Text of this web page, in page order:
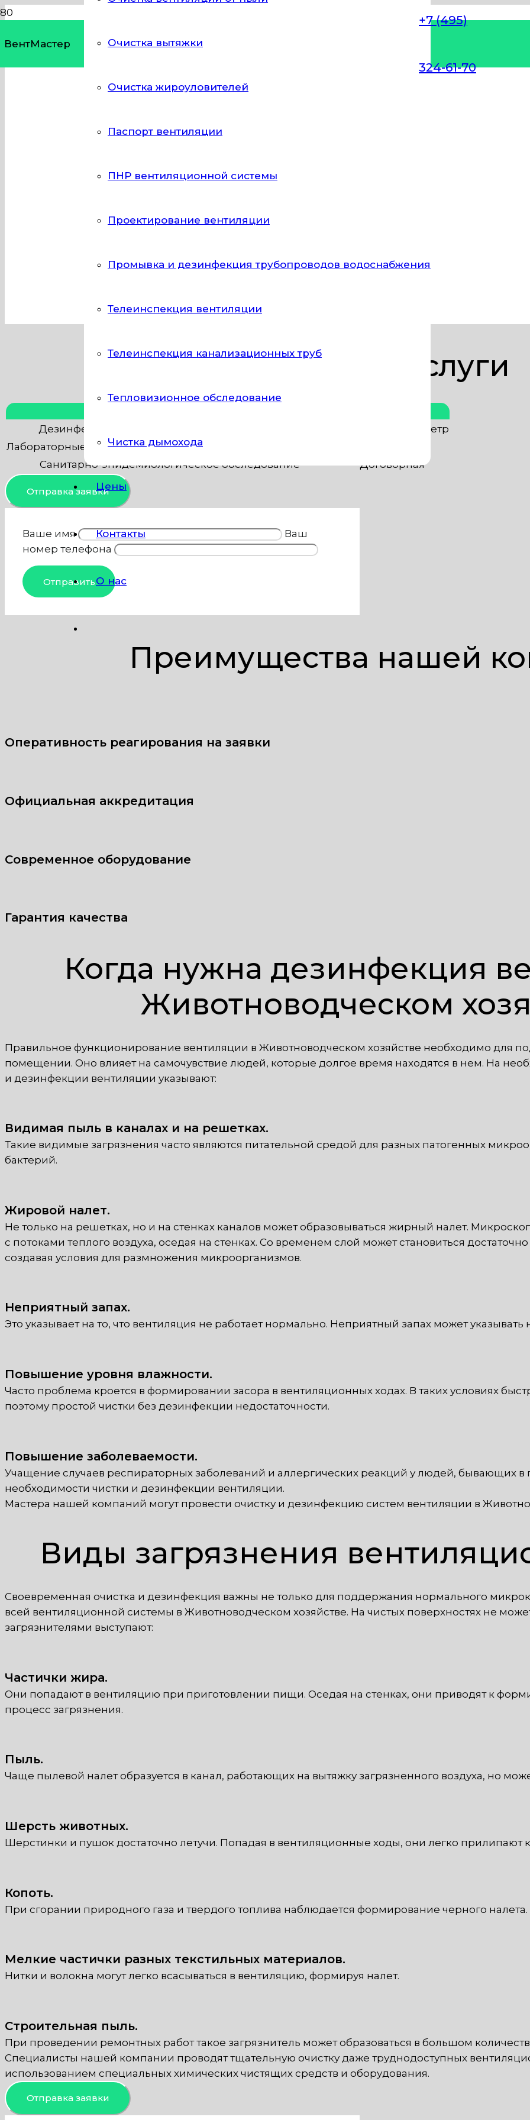
ВентМастер Очистка вытяжки
Очистка жироуловителей
Паспорт вентиляции
ПНР вентиляционной системы
Проектирование вентиляции
Промывка и дезинфекция трубопроводов водоснабжения
Телеинспекция вентиляции
Телеинспекция канализационных труб
Тепловизионное обследование
Чистка дымохода
Цены
Контакты
О нас
+7 (495)
324-61-70
ДЕЗИНФЕКЦИЯ СИСТЕМ
ВЕНТИЛЯЦИИ В
ЖИВОТНОВОДЧЕСКОМ
В вентиляционных каналах могут создаваться идеальные условия для размножения
оборудование. Наша компания в Москве оказывает услуги по тщательной очистке и
Цены за услуги
Дезинфекция систем вентиляции (воздуховоды)
от 30 руб. за пог. метр
Лабораторные исследования (микробиологические смывы)
Санитарно-эпидемиологическое обследование
Договорная
Отправка заявки
Ваше имя
Ваш
номер телефона
Преимущества нашей
Оперативность реагирования на заявки
Официальная аккредитация
Современное оборудование
Гарантия качества
Когда нужна дезинфекция
Животноводческом
Правильное функционирование вентиляции в Животноводческом хозяйстве необходимо для
помещении. Оно влияет на самочувствие людей, которые долгое время находятся в нем. На
и дезинфекции вентиляции указывают:
Видимая пыль в каналах и на решетках.
Такие видимые загрязнения часто являются питательной средой для разных патогенных
бактерий.
Жировой налет.
Не только на решетках, но и на стенках каналов может образовываться жирный налет.
с потоками теплого воздуха, оседая на стенках. Со временем слой может становиться
создавая условия для размножения микроорганизмов.
Неприятный запах.
Это указывает на то, что вентиляция не работает нормально. Неприятный запах может указывать
Повышение уровня влажности.
Часто проблема кроется в формировании засора в вентиляционных ходах. В таких условиях
поэтому простой чистки без дезинфекции недостаточности.
Повышение заболеваемости.
Учащение случаев респираторных заболеваний и аллергических реакций у людей, бывающих в
необходимости чистки и дезинфекции вентиляции.
Мастера нашей компаний могут провести очистку и дезинфекцию систем вентиляции в
Виды загрязнения
Своевременная очистка и дезинфекция важны не только для поддержания нормального
всей вентиляционной системы в Животноводческом хозяйстве. На чистых поверхностях не
загрязнителями выступают:
Частички жира.
Они попадают в вентиляцию при приготовлении пищи. Оседая на стенках, они приводят к
процесс загрязнения.
Пыль.
Чаще пылевой налет образуется в канал, работающих на вытяжку загрязненного воздуха, но
Шерсть животных.
Шерстинки и пушок достаточно летучи. Попадая в вентиляционные ходы, они легко прилипают
Копоть.
При сгорании природного газа и твердого топлива наблюдается формирование черного налета.
Мелкие частички разных текстильных материалов.
Нитки и волокна могут легко всасываться в вентиляцию, формируя налет.
Строительная пыль.
При проведении ремонтных работ такое загрязнитель может образоваться в большом
Специалисты нашей компании проводят тщательную очистку даже труднодоступных
использованием специальных химических чистящих средств и оборудования.
Отправка заявки